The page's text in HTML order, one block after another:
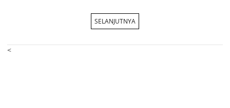
SELANJUTNYA
<